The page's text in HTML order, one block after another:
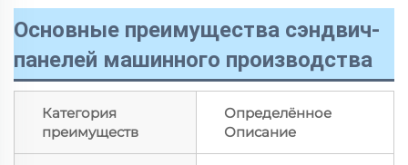
Основные преимущества сэндвич-
панелей машинного производства
Категория
преимуществ
Определённое
Описание